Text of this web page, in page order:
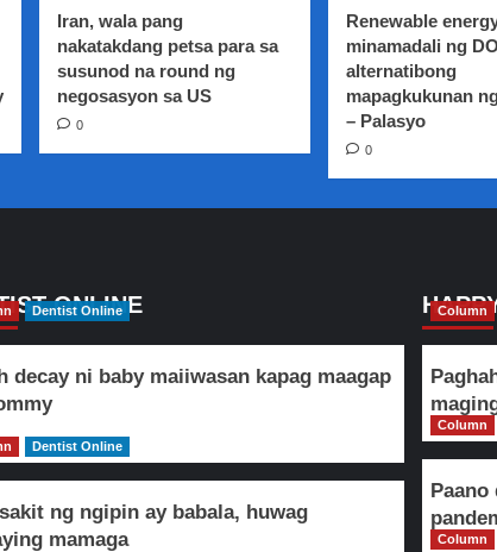
Iran, wala pang
nakatakdang petsa para sa
susunod na round ng
negosasyon sa US
0
Renewable
minamadali ng
alternatibong
mapagkukunan
– Palasyo
0
ONLINE
Dentist Online
decay ni baby maiiwasan kapag maagap
Dentist Online
ng ngipin ay babala, huwag
mamaga
Column
Column
Paano
Column